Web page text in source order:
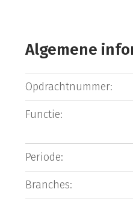
Algemene
Opdrachtnummer:
Functie:
Periode:
Branches: